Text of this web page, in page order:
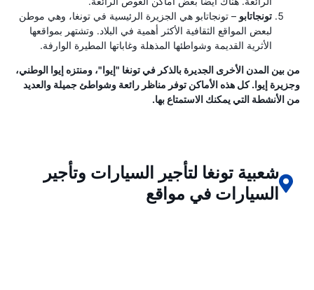
تونجاتابو – تونجاتابو هي الجزيرة الرئيسية في تونغا، وهي موطن
لبعض المواقع الثقافية الأكثر أهمية في البلاد. وتشتهر بمواقعها
الأثرية القديمة وشواطئها المذهلة وغاباتها المطيرة الوارفة.
من بين المدن الأخرى الجديرة بالذكر في تونغا "إيوا"، ومنتزه إيوا الوطني،
وجزيرة إيوا. كل هذه الأماكن توفر مناظر رائعة وشواطئ جميلة والعديد
من الأنشطة التي يمكنك الاستمتاع بها.
شعبية تونغا لتأجير السيارات وتأجير
السيارات في مواقع